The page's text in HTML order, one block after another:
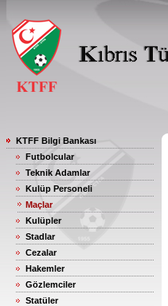
KTFF Bilgi Bankası
Futbolcular
Teknik Adamlar
Kulüp Personeli
Maçlar
Kulüpler
Stadlar
Cezalar
Hakemler
Gözlemciler
Statüler